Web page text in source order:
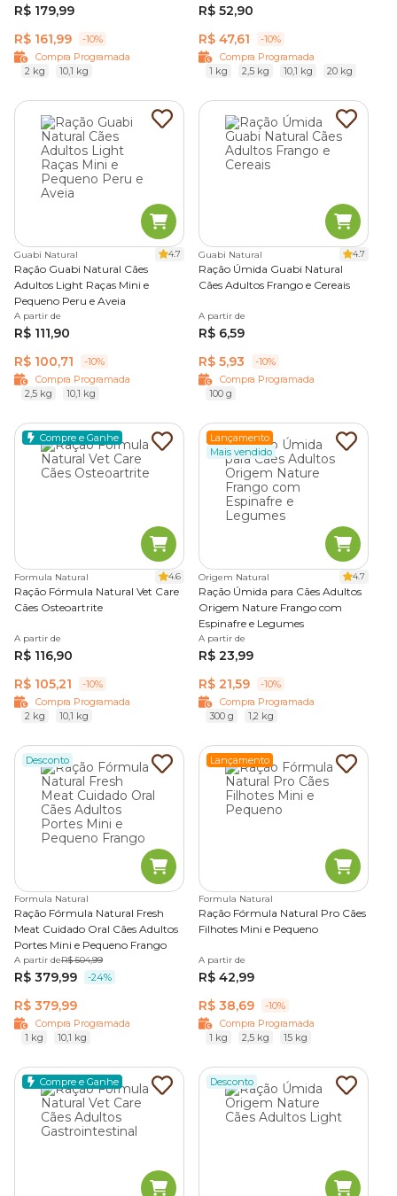
R$ 179,99
R$ 161,99
-10%
Compra Programada
2 kg
10,1 kg
R$ 52,90
R$ 47,61
-10%
Compra Programada
1 kg
2,5 kg 10,1 kg 20 kg
Guabi Natural 4.7
Ração Guabi Natural Cães
Adultos Light Raças Mini e
Pequeno Peru e Aveia
A partir de
R$ 111,90
R$ 100,71
-10%
Compra Programada
2,5 kg
10,1 kg
Guabi Natural 4.7
Ração Úmida Guabi Natural
Cães Adultos Frango e Cereais
A partir de
R$ 6,59
R$ 5,93
-10%
Compra Programada
100 g
Compre e Ganhe
Formula Natural 4.6
Ração Fórmula Natural Vet Care
Cães Osteoartrite
A partir de
R$ 116,90
R$ 105,21
-10%
Compra Programada
2 kg
10,1 kg
Lançamento
Mais vendido
Origem Natural 4.7
Ração Úmida para Cães Adultos
Origem Nature Frango com
Espinafre e Legumes
A partir de
R$ 23,99
R$ 21,59
-10%
Compra Programada
300 g
1,2 kg
Desconto
Formula Natural
Ração Fórmula Natural Fresh
Meat Cuidado Oral Cães Adultos
Portes Mini e Pequeno Frango
A partir deR$ 504,99
R$ 379,99 -24%
R$ 379,99
Compra Programada
1 kg
10,1 kg
Lançamento
Formula Natural
Ração Fórmula Natural Pro Cães
Filhotes Mini e Pequeno
A partir de
R$ 42,99
R$ 38,69
-10%
Compra Programada
1 kg
2,5 kg 15 kg
Compre e Ganhe Desconto